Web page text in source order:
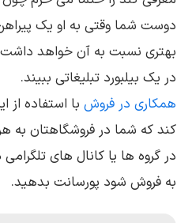
دوست شما وقتی به او یک
بهتری نسبت به آن خواهد داشت
در یک بیلبورد تبلیغاتی ببیند.
همکاری در فروش با استفاده
کند که شما در فروشگاهتان به
در گروه ها یا کانال های
به فروش شود پورسانت بدهید.